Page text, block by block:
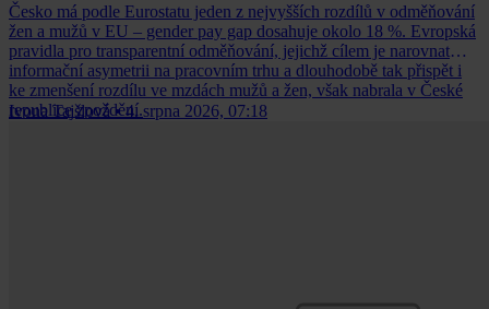
Česko má podle Eurostatu jeden z nejvyšších rozdílů v odměňování
žen a mužů v EU – gender pay gap dosahuje okolo 18 %. Evropská
pravidla pro transparentní odměňování, jejichž cílem je narovnat
informační asymetrii na pracovním trhu a dlouhodobě tak přispět i
ke zmenšení rozdílu ve mzdách mužů a žen, však nabrala v České
republice zpoždění.
Ivona Tajšlová • 4. srpna 2026, 07:18